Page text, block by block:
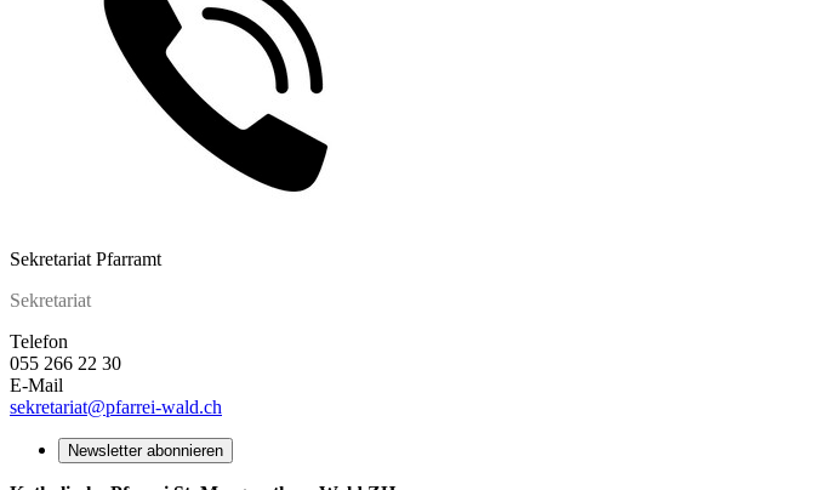
Sekretariat Pfarramt
Sekretariat
Telefon
055 266 22 30
E-Mail
sekretariat@pfarrei-wald.ch
Newsletter abonnieren